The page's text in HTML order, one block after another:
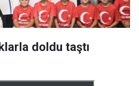
doldu taştı